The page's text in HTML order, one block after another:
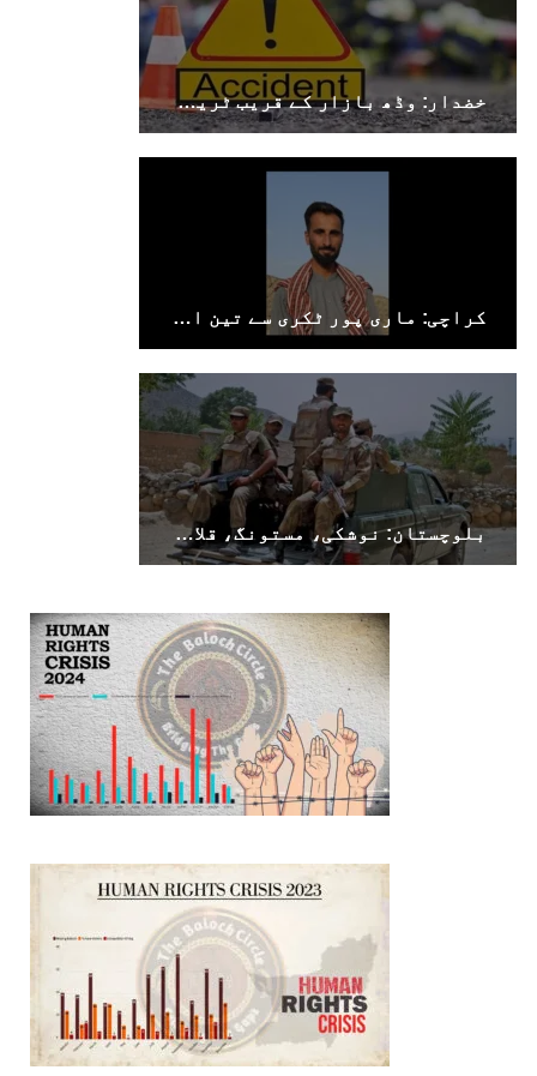
خضدار: وڈھ بازار کے قریب ٹریفک حادثے میں 4 افراد جاں بحق، 3 زخمی
کراچی: ماری پور ٹکری سے تین افراد جبری لاپتہ
بلوچستان: نوشکی، مستونگ، قلات، سوراب اور خضدار میں کرفیو نافذ